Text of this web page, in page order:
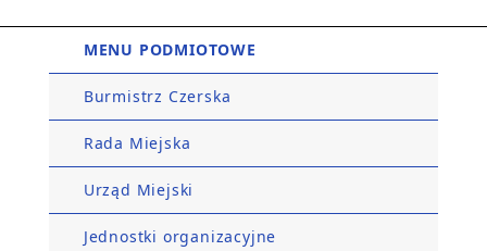
MENU PODMIOTOWE
Burmistrz Czerska
Rada Miejska
Urząd Miejski
Jednostki organizacyjne